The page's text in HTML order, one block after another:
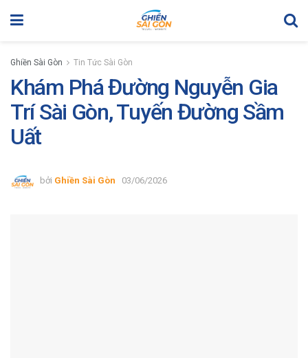
Ghiền Sài Gòn Tin Tức Sài Gòn
Khám Phá Đường Nguyễn Gia
Trí Sài Gòn, Tuyến Đường Sầm
Uất
bởi Ghiền Sài Gòn 03/06/2026